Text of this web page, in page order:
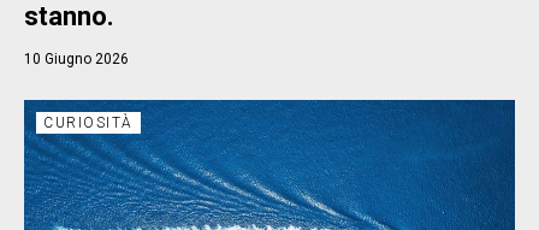
stanno.
10 Giugno 2026
CURIOSITÀ